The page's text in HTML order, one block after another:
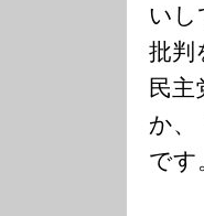
いし
批判
民
か、
です